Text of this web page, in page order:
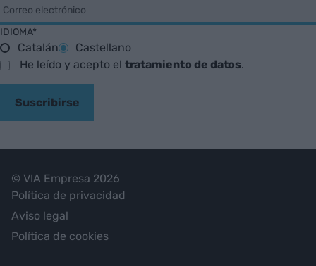
IDIOMA*
Catalán
Castellano
He leído y acepto el tratamiento de datos.
Suscribirse
© VIA Empresa 2026
Política de privacidad
Aviso legal
Política de cookies